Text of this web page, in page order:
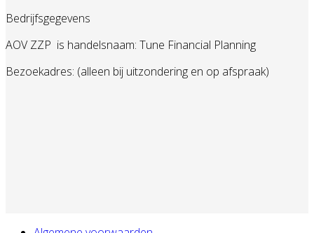
Bedrijfsgegevens
AOV ZZP is handelsnaam: Tune Financial Planning
Bezoekadres: (alleen bij uitzondering en op afspraak)